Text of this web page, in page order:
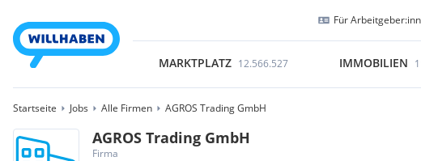
Für
MARKTPLATZ 12.566.527 IMMOBILIEN
Startseite Jobs Alle Firmen AGROS Trading GmbH
AGROS Trading GmbH
Firma